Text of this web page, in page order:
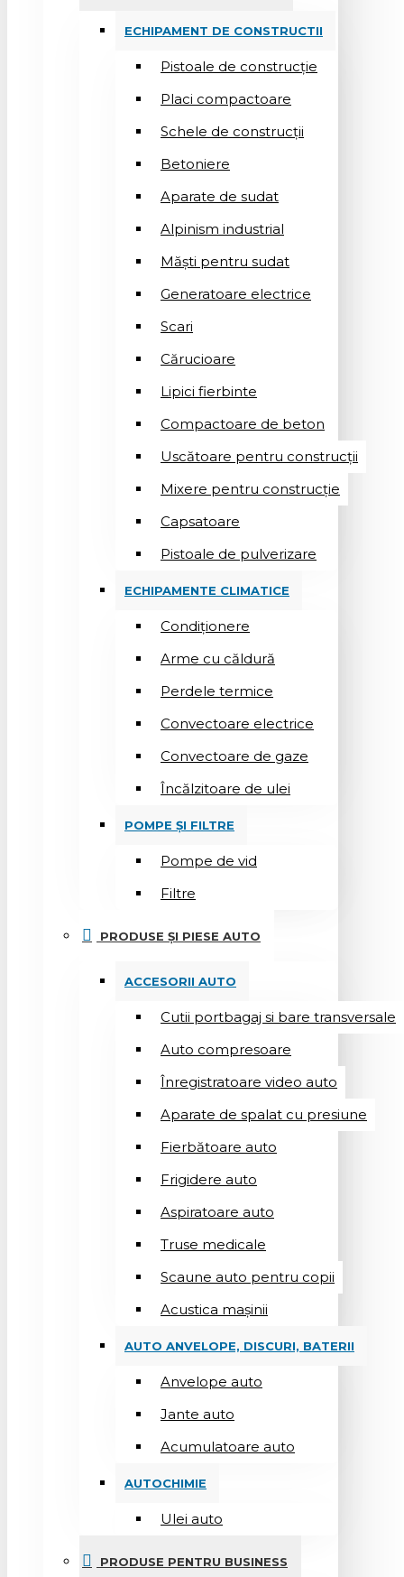
ECHIPAMENT DE CONSTRUCTII
Pistoale de construcție
Placi compactoare
Schele de construcții
Betoniere
Aparate de sudat
Alpinism industrial
Măști pentru sudat
Generatoare electrice
Scari
Cărucioare
Lipici fierbinte
Compactoare de beton
Uscătoare pentru construcții
Mixere pentru construcție
Capsatoare
Pistoale de pulverizare
ECHIPAMENTE CLIMATICE
Condiționere
Arme cu căldură
Perdele termice
Convectoare electrice
Convectoare de gaze
Încălzitoare de ulei
POMPE ȘI FILTRE
Pompe de vid
Filtre
PRODUSE ȘI PIESE AUTO
ACCESORII AUTO
Cutii portbagaj si bare transversale
Auto compresoare
Înregistratoare video auto
Aparate de spalat cu presiune
Fierbătoare auto
Frigidere auto
Aspiratoare auto
Truse medicale
Scaune auto pentru copii
Acustica mașinii
AUTO ANVELOPE, DISCURI, BATERII
Anvelope auto
Jante auto
Acumulatoare auto
AUTOCHIMIE
Ulei auto
PRODUSE PENTRU BUSINESS